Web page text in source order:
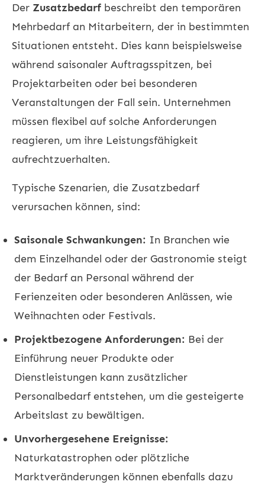
Der Zusatzbedarf beschreibt den temporären
Mehrbedarf an Mitarbeitern, der in bestimmten
Situationen entsteht. Dies kann beispielsweise
während saisonaler Auftragsspitzen, bei
Projektarbeiten oder bei besonderen
Veranstaltungen der Fall sein. Unternehmen
müssen flexibel auf solche Anforderungen
reagieren, um ihre Leistungsfähigkeit
aufrechtzuerhalten.
Typische Szenarien, die Zusatzbedarf
verursachen können, sind:
Saisonale Schwankungen: In Branchen wie
dem Einzelhandel oder der Gastronomie steigt
der Bedarf an Personal während der
Ferienzeiten oder besonderen Anlässen, wie
Weihnachten oder Festivals.
Projektbezogene Anforderungen: Bei der
Einführung neuer Produkte oder
Dienstleistungen kann zusätzlicher
Personalbedarf entstehen, um die gesteigerte
Arbeitslast zu bewältigen.
Unvorhergesehene Ereignisse:
Naturkatastrophen oder plötzliche
Marktveränderungen können ebenfalls dazu